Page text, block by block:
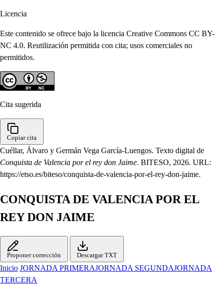
Licencia
Este contenido se ofrece bajo la licencia Creative Commons CC BY-
NC 4.0. Reutilización permitida con cita; usos comerciales no
permitidos.
Cita sugerida
Copiar cita
Cuéllar, Álvaro y Germán Vega García-Luengos. Texto digital de
Conquista de Valencia por el rey don Jaime. BITESO, 2026. URL:
https://etso.es/biteso/conquista-de-valencia-por-el-rey-don-jaime.
CONQUISTA DE VALENCIA POR EL
REY DON JAIME
Proponer corrección Descargar TXT
Inicio JORNADA PRIMERAJORNADA SEGUNDAJORNADA
TERCERA